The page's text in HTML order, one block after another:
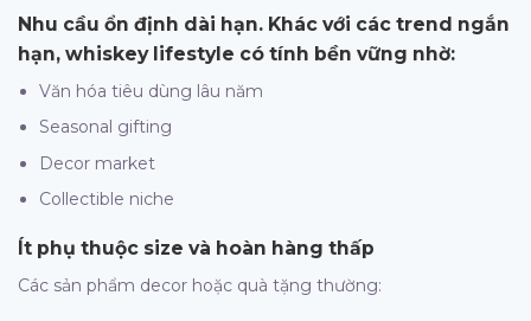
Nhu cầu ổn định dài hạn. Khác với các trend ngắn
hạn, whiskey lifestyle có tính bền vững nhờ:
Văn hóa tiêu dùng lâu năm
Seasonal gifting
Decor market
Collectible niche
Ít phụ thuộc size và hoàn hàng thấp
Các sản phẩm decor hoặc quà tặng thường: